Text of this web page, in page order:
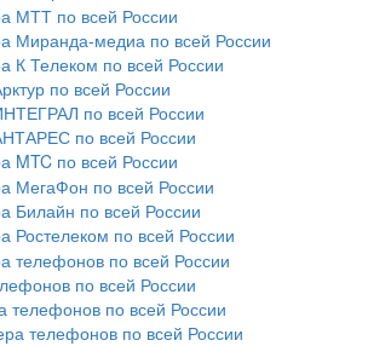
МТТ по всей России
Миранда-медиа по всей России
К Телеком по всей России
по всей России
по всей России
по всей России
MTC по всей России
МегаФон по всей России
Билайн по всей России
Ростелеком по всей России
телефонов по всей России
по всей России
телефонов по всей России
телефонов по всей России